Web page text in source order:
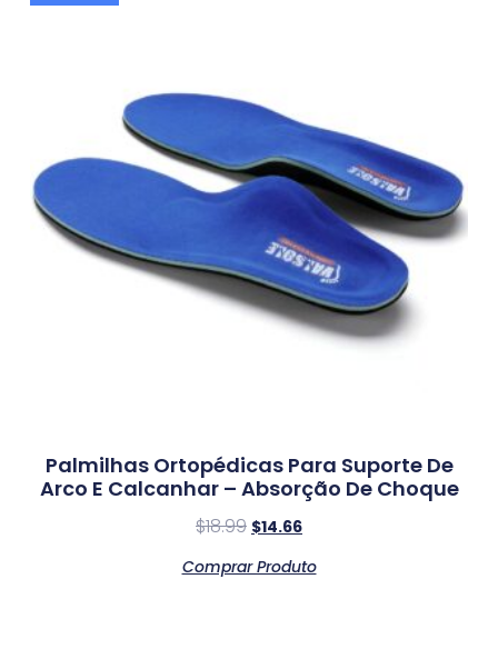
Palmilhas Ortopédicas Para Suporte De
Arco E Calcanhar – Absorção De Choque
$18.99 $14.66
Comprar Produto